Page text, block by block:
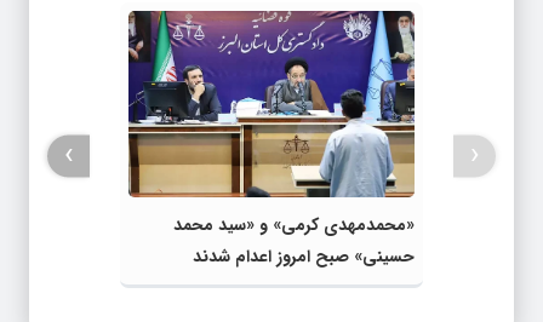
«محمدمهدی کرمی» و «سید محمد
حسینی» صبح امروز اعدام شدند
‹
›